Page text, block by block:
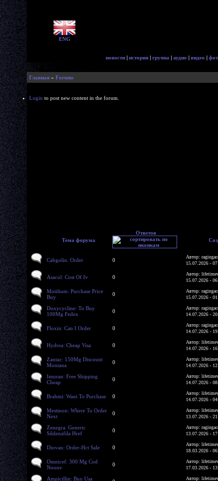
ENG
новости | история | группа | аудио | видео |
Главная » Forums
Login to post new content in the forum.
Тема форума
Ответов
Cabgolin: Order 0
Автор:
15.07.2026 -
Asacol: Cost Of Iv 0
Автор:
15.07.2026 -
Motilium: Purchase Price
Buy
0
Автор:
15.07.2026 -
Doxycycline: To Buy
100Mg Fedex
0
Автор:
14.07.2026 -
Floxin: Can I Order 0
Автор:
14.07.2026 -
Hydrea: Cheap Visa 0
Автор:
14.07.2026 -
Zantac: 150Mg Discount
Montana
0
Автор:
14.07.2026 -
Imuran: Free Shipping
Cheap
0
Автор:
14.07.2026 -
Brahmi: Want To Purchase 0
Автор:
14.07.2026 -
Mestinon: Where To Order
Next
0
Автор:
13.07.2026 -
Zenegra: Generic
Sildenafila Href
0
Автор:
13.07.2026 -
Diovan: Order-Hct Sale 0
Автор:
18.03.2026 -
Omnicef: 300 Mg Cod
Noonv
0
Автор:
17.03.2026 -
Ampicillin: Buy Usa
Автор: